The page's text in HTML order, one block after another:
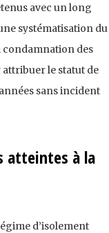
avec un long
systématisation du
condamnation des
attribuer le statut de
sans incident
atteintes à la
d’isolement